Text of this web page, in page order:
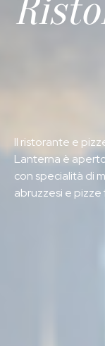
Il ristorante e
Lanterna è
con specialità di
abruzzesi e pizze